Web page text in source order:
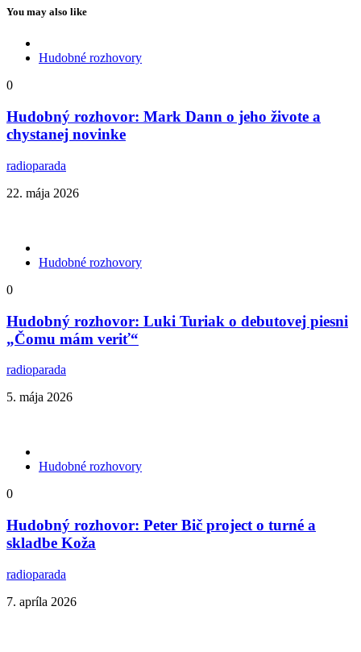
You may also like
Hudobné rozhovory
0
Hudobný rozhovor: Mark Dann o jeho živote a
chystanej novinke
radioparada
22. mája 2026
Hudobné rozhovory
0
Hudobný rozhovor: Luki Turiak o debutovej piesni
„Čomu mám veriť“
radioparada
5. mája 2026
Hudobné rozhovory
0
Hudobný rozhovor: Peter Bič project o turné a
skladbe Koža
radioparada
7. apríla 2026